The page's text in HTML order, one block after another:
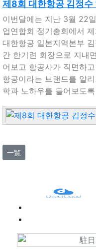
제8회 대한항공 김정
이번달에는 지난 3월 22
업연합회 정기총회에서
대한항공 일본지역본부
간 한기련 회장으로 지내
어보고 항공사가 직면하
항공이라는 브랜드를 알
학과 노하우를 들어보도
一覧